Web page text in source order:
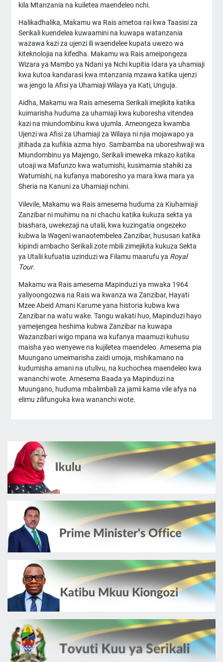
kila Mtanzania na kuiletea maendeleo nchi.
Halikadhalika, Makamu wa Rais ametoa rai kwa Taasisi za
Serikali kuendelea kuwaamini na kuwapa watanzania
wazawa kazi za ujenzi ili waendelee kupata uwezo wa
kiteknolojia na kifedha. Makamu wa Rais ameipongeza
Wizara ya Mambo ya Ndani ya Nchi kupitia Idara ya uhamiaji
kwa kutoa kandarasi kwa mtanzania mzawa katika ujenzi
wa jengo la Afisi ya Uhamiaji Wilaya ya Kati, Unguja.
Aidha, Makamu wa Rais amesema Serikali imejikita katika
kuimarisha huduma za uhamiaji kwa kuboresha vitendea
kazi na miundombinu kwa ujumla. Ameongeza kwamba
Ujenzi wa Afisi za Uhamiaji za Wilaya ni njia mojawapo ya
jitihada za kufikia azma hiyo. Sambamba na uboreshwaji wa
Miundombinu ya Majengo, Serikali imeweka mkazo katika
utoaji wa Mafunzo kwa watumishi, kusimamia stahiki za
Watumishi, na kufanya maboresho ya mara kwa mara ya
Sheria na Kanuni za Uhamiaji nchini.
Vilevile, Makamu wa Rais amesema huduma za Kiuhamiaji
Zanzibar ni muhimu na ni chachu katika kukuza sekta ya
biashara, uwekezaji na utalii, kwa kuzingatia ongezeko
kubwa la Wageni wanaotembelea Zanzibar, hususan katika
kipindi ambacho Serikali zote mbili zimejikita kukuza Sekta
ya Utalii kufuatia uzinduzi wa Filamu maarufu ya Royal
Tour.
Makamu wa Rais amesema Mapinduzi ya mwaka 1964
yaliyoongozwa na Rais wa kwanza wa Zanzibar, Hayati
Mzee Abeid Amani Karume yana historia kubwa kwa
Zanzibar na watu wake. Tangu wakati huo, Mapinduzi hayo
yameijengea heshima kubwa Zanzibar na kuwapa
Wazanzibari wigo mpana wa kufanya maamuzi kuhusu
maisha yao wenyewe na kujiletea maendeleo. Amesema pia
Muungano umeimarisha zaidi umoja, mshikamano na
kudumisha amani na utulivu, na kuchochea maendeleo kwa
wananchi wote. Amesema Baada ya Mapinduzi na
Muungano, huduma mbalimbali za jamii kama vile afya na
elimu zilifunguka kwa wananchi wote.